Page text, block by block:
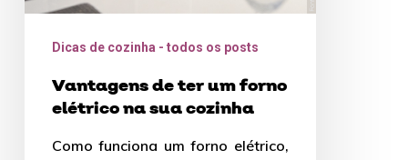
cozinha
Dicas de cozinha - todos os posts
Vantagens de ter um forno
elétrico na sua cozinha
Como funciona um forno elétrico,